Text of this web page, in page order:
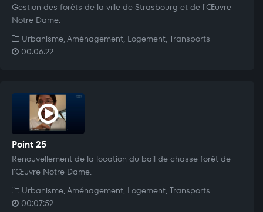
Gestion des forêts de la ville de Strasbourg et de l'Œuvre
Notre Dame.
Urbanisme, Aménagement, Logement, Transports
00:06:22
Point 25
Renouvellement de la location du bail de chasse forêt de
l'Œuvre Notre Dame.
Urbanisme, Aménagement, Logement, Transports
00:07:52